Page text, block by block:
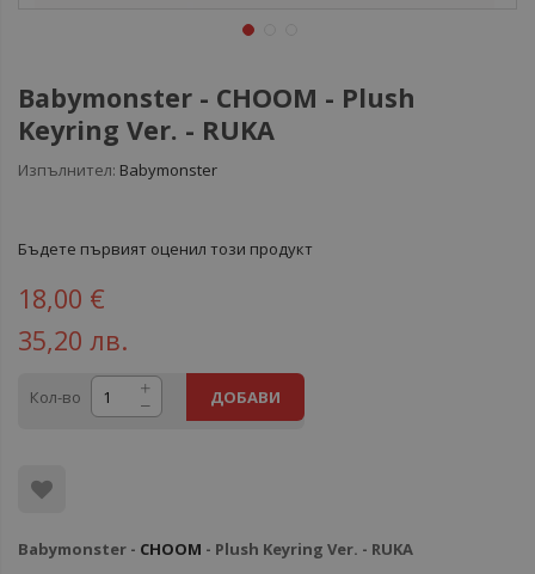
Babymonster - CHOOM - Plush
Keyring Ver. - RUKA
Изпълнител: Babymonster
Бъдете първият оценил този продукт
18,00 €
35,20 лв.
Кол-во ДОБАВИ
Babymonster - CHOOM - Plush Keyring Ver. - RUKA